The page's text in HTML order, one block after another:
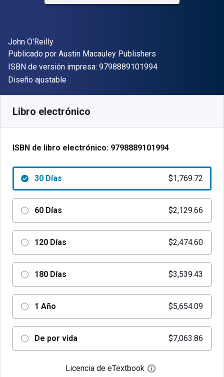
Autor(es)
John O'Reilly
Editor
Publicado por Austin Macauley Publishers
ISBN de versión impresa: 9798889101994"ISBN-13
Formato
Diseño ajustable
Libro electrónico
ISBN de libro electrónico: 9798889101994
30 Días $1,769.72
60 Días $2,129.66
120 Días $2,474.60
180 Días $3,539.43
1 Año $5,654.09
De por vida $7,063.86
Licencia de eTextbook Abre el cuadro de